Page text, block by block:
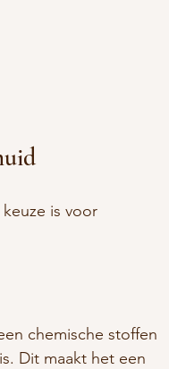
is voor
chemische stoffen
Dit maakt het een